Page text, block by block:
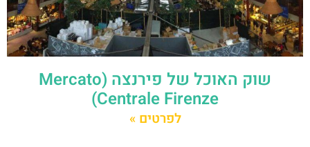
שוק האוכל של פירנצה (Mercato
Centrale Firenze)
לפרטים »